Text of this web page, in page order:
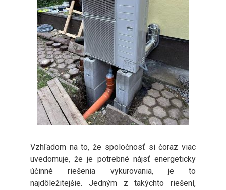
Vzhľadom na to, že spoločnosť si čoraz viac
uvedomuje, že je potrebné nájsť energeticky
účinné riešenia vykurovania, je to
najdôležitejšie. Jedným z takýchto riešení,